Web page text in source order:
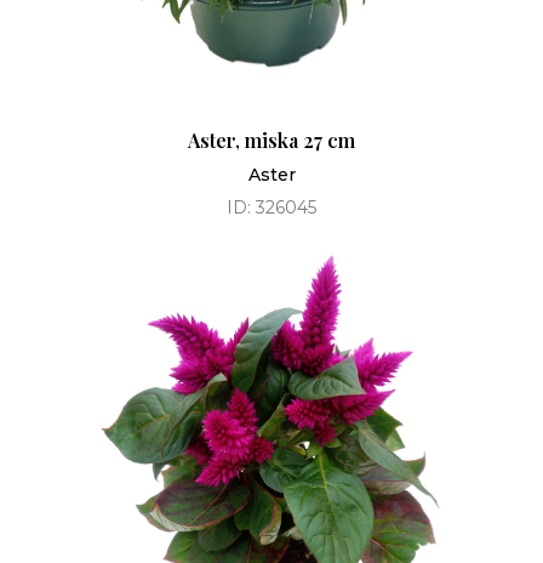
Aster, miska 27 cm
Aster
ID: 326045